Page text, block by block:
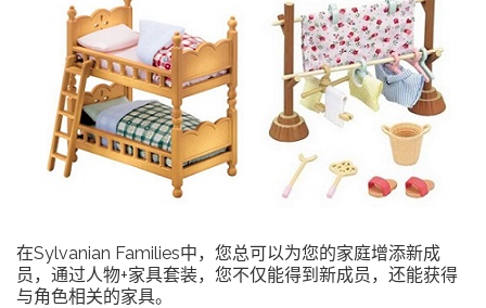
在Sylvanian Families中，您总可以为您的家庭增添新成
员，通过人物+家具套装，您不仅能得到新成员，还能获得
与角色相关的家具。